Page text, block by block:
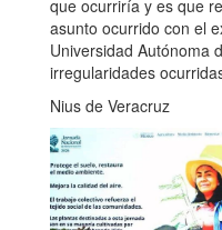
que ocurriría y es que
asunto ocurrido con el
Universidad Autónoma
irregularidades
Nius de Veracruz